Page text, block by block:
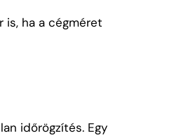
is, ha a cégméret
időrögzítés. Egy